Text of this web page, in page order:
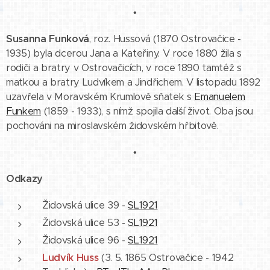
•
Susanna Funková, roz. Hussová (1870 Ostrovačice -
1935) byla dcerou Jana a Kateřiny. V roce 1880 žila s
rodiči a bratry v Ostrovačicích, v roce 1890 tamtéž s
matkou a bratry Ludvíkem a Jindřichem. V listopadu 1892
uzavřela v Moravském Krumlově sňatek s Emanuelem
Funkem (1859 - 1933), s nímž spojila další život. Oba jsou
pochováni na miroslavském židovském hřbitově.
•
Odkazy
Židovská ulice 39 -SL1921
Židovská ulice 53 -SL1921
Židovská ulice 96 -SL1921
Ludvík Huss(3. 5. 1865 Ostrovačice - 1942